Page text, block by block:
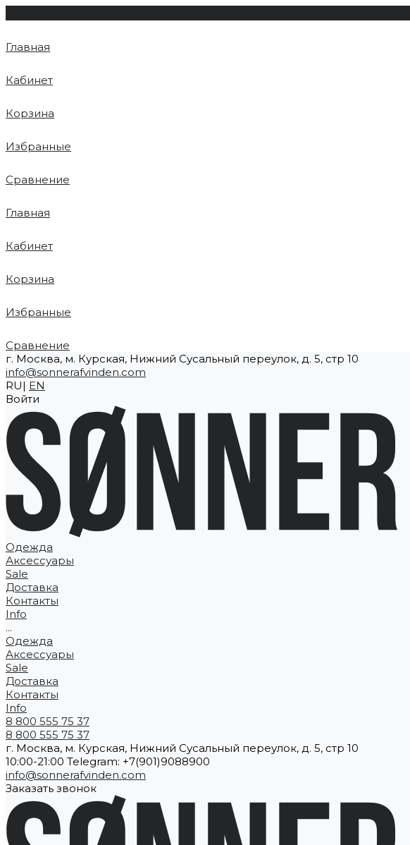
Главная
Кабинет
Корзина
Избранные
Сравнение
Главная
Кабинет
Корзина
Избранные
Сравнение
г. Москва, м. Курская, Нижний Сусальный переулок, д. 5, стр 10
info@sonnerafvinden.com
RU| EN
Войти
Одежда
Аксессуары
Sale
Доставка
Контакты
Info
...
Одежда
Аксессуары
Sale
Доставка
Контакты
Info
8 800 555 75 37
8 800 555 75 37
г. Москва, м. Курская, Нижний Сусальный переулок, д. 5, стр 10
10:00-21:00 Telegram: +7(901)9088900
info@sonnerafvinden.com
Заказать звонок